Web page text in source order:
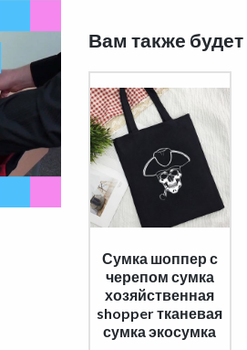
Вам также
Сумка шоппер с
черепом сумка
хозяйственная
shopper тканевая
сумка экосумка